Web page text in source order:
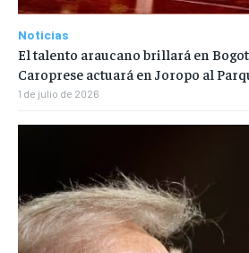
Noticias
El talento araucano brillará en
Caroprese actuará en Joropo al
1 de julio de 2026